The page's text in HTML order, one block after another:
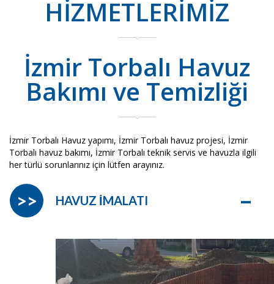
HİZMETLERİMİZ
İzmir Torbalı Havuz
Bakımı ve Temizliği
İzmir Torbalı Havuz yapımı, İzmir Torbalı havuz projesi, İzmir
Torbalı havuz bakımı, İzmir Torbalı teknik servis ve havuzla ilgili
her türlü sorunlarınız için lütfen arayınız.
HAVUZ İMALATI –
>>